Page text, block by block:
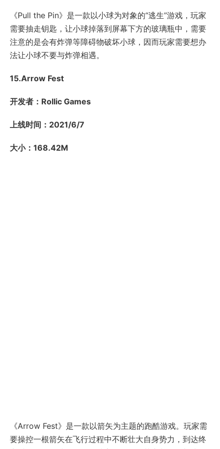
《Pull the Pin》是一款以小球为对象的“逃生”游戏，玩家
需要抽走钥匙，让小球掉落到屏幕下方的玻璃瓶中，需要
注意的是会有炸弹等障碍物破坏小球，因而玩家需要想办
法让小球不要与炸弹相遇。
15.Arrow Fest
开发者：Rollic Games
上线时间：2021/6/7
大小：168.42M
《Arrow Fest》是一款以箭矢为主题的跑酷游戏。玩家需
要操控一根箭矢在飞行过程中不断壮大自身势力，到达终